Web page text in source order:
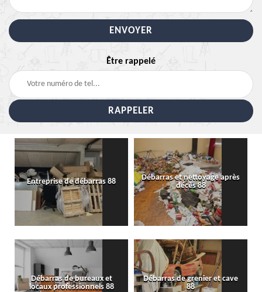
Être rappelé
Entreprise de débarras 88
Débarras et nettoyage après
décès 88
Débarras de bureaux et
locaux professionnels 88
Débarras de grenier et cave
88